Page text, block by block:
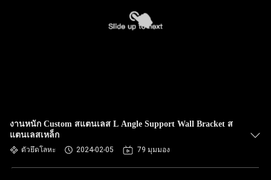
งานหนัก Custom สแตนเลส L Angle Support Wall Bracket ส
แตนเลสเหล็ก
ตัวยึดโลหะ 2024-02-05 79 มุมมอง